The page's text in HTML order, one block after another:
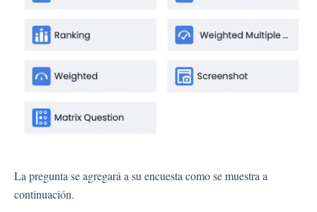
La pregunta se agregará a su encuesta como se muestra a
continuación.